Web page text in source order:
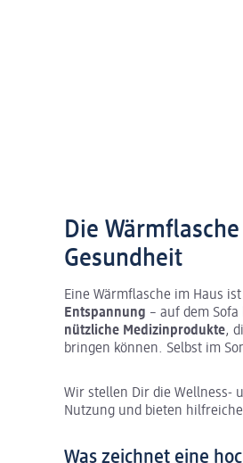
Die
Gesundheit
Eine Wärmflasche im Haus
Entspannung – auf dem
nützliche Medizinprodukte,
bringen können. Selbst im
Wir stellen Dir die Wellness-
Nutzung und bieten
Was zeichnet eine